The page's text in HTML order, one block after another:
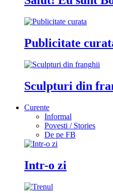
Publicitate
Sculpturi din
Curente
Informal
Povesti / Stories
De pe FB
Intr-o zi